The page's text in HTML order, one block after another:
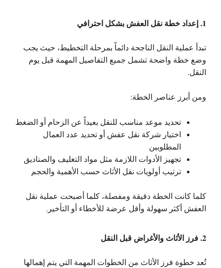
1. إعداد خطة نقل العفش بشكل احترافي
تبدأ عملية النقل الناجحة دائماً بمرحلة التخطيط، حيث يجب
وضع خطة واضحة تشمل جميع التفاصيل المهمة قبل يوم
النقل.
ومن أبرز عناصر الخطة:
تحديد موعد مناسب للنقل بعيداً عن الزحام أو الضغط
اختيار شركة نقل عفش أو تحديد عدد العمال
المطلوبين
تجهيز الأدوات اللازمة مثل مواد التغليف والصناديق
ترتيب أولويات نقل الأثاث حسب الأهمية والحجم
كلما كانت الخطة دقيقة ومفصلة، كلما أصبحت عملية نقل
العفش أكثر سهولة وأقل عرضة للأخطاء أو التأخير.
2. فرز الأثاث والأغراض قبل النقل
تُعد خطوة فرز الأثاث من الخطوات المهمة التي يتم إهمالها